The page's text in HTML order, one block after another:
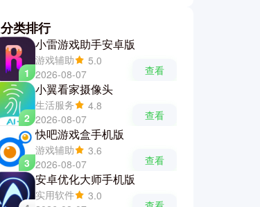
分类排行
1
小雷游戏助手安卓版
游戏辅助
5.0
2026-08-07
查看
2
小翼看家摄像头
生活服务
4.8
2026-08-07
查看
3
快吧游戏盒手机版
游戏辅助
3.6
2026-08-07
查看
安卓优化大师手机版
实用软件
3.0